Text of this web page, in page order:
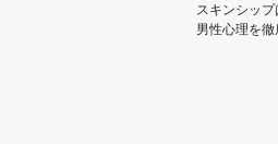
スキンシッ
男性心理を徹